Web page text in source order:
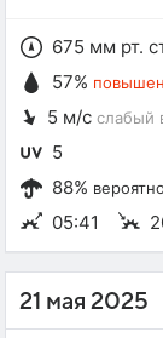
675 мм рт.
57%
5 м/с слабый
5
88%
05:41
21 мая 2025